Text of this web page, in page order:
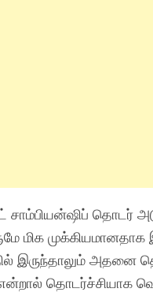
சாம்பியன்ஷிப் தொடர்
மிக முக்கியமானதாக
இருந்தாலும் அதனை
தொடர்ச்சியாக